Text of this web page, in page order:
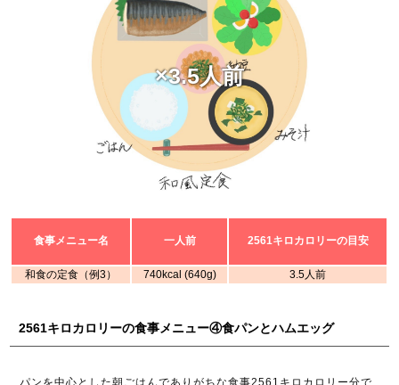
×3.5人前
食事メニュー名 一人前 2561キロカロリーの目安
和食の定食（例3） 740kcal (640g) 3.5人前
2561キロカロリーの食事メニュー④食パンとハムエッグ
パンを中心とした朝ごはんでありがちな食事2561キロカロリー分で